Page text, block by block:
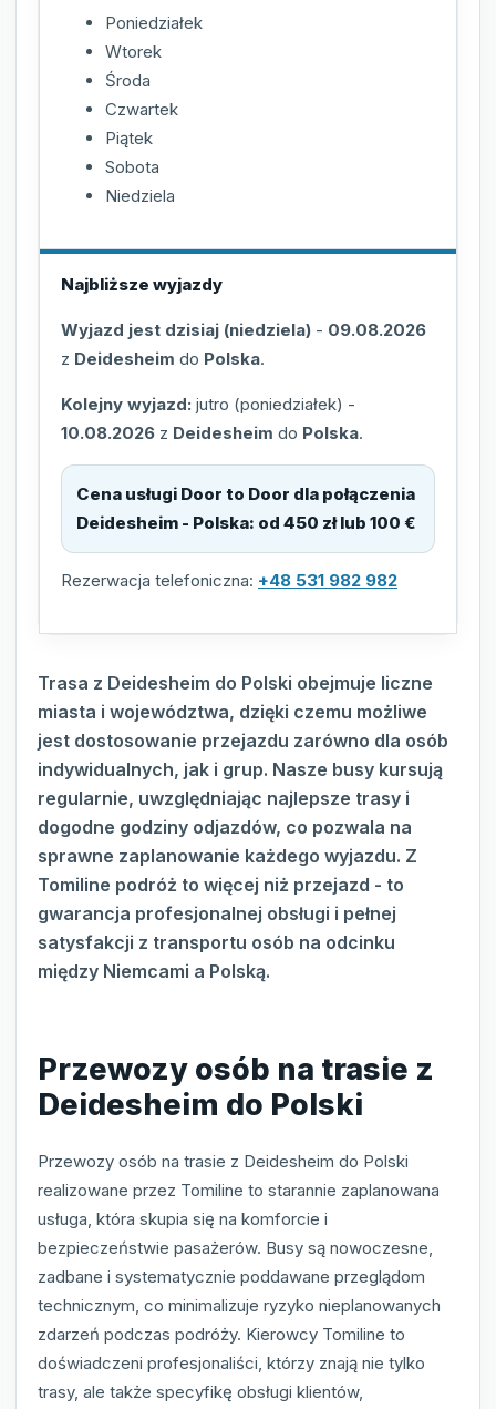
Poniedziałek
Wtorek
Środa
Czwartek
Piątek
Sobota
Niedziela
Najbliższe wyjazdy
Wyjazd jest dzisiaj (niedziela) - 09.08.2026
z Deidesheim do Polska.
Kolejny wyjazd: jutro (poniedziałek) -
10.08.2026 z Deidesheim do Polska.
Cena usługi Door to Door dla połączenia
Deidesheim - Polska: od 450 zł lub 100 €
Rezerwacja telefoniczna: +48 531 982 982
Trasa z Deidesheim do Polski obejmuje liczne
miasta i województwa, dzięki czemu możliwe
jest dostosowanie przejazdu zarówno dla osób
indywidualnych, jak i grup. Nasze busy kursują
regularnie, uwzględniając najlepsze trasy i
dogodne godziny odjazdów, co pozwala na
sprawne zaplanowanie każdego wyjazdu. Z
Tomiline podróż to więcej niż przejazd - to
gwarancja profesjonalnej obsługi i pełnej
satysfakcji z transportu osób na odcinku
między Niemcami a Polską.
Przewozy osób na trasie z
Deidesheim do Polski
Przewozy osób na trasie z Deidesheim do Polski
realizowane przez Tomiline to starannie zaplanowana
usługa, która skupia się na komforcie i
bezpieczeństwie pasażerów. Busy są nowoczesne,
zadbane i systematycznie poddawane przeglądom
technicznym, co minimalizuje ryzyko nieplanowanych
zdarzeń podczas podróży. Kierowcy Tomiline to
doświadczeni profesjonaliści, którzy znają nie tylko
trasy, ale także specyfikę obsługi klientów,